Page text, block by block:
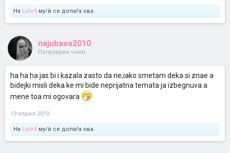
На Lolo5 му/ѝ се допаѓа ова.
najubava2010
Популарен член
ha ha ha jas bi i kazala zasto da ne,iako smetam deka si znae a
bidejki misli deka ke mi bide neprijatna temata ja izbegnuva a
mene toa mi ogovara
19 април 2010
На Lolo5 му/ѝ се допаѓа ова.